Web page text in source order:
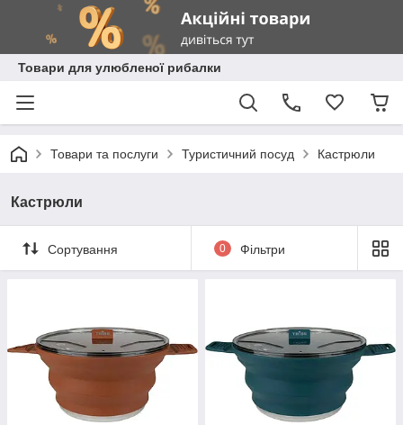
Товари для улюбленої рибалки
Товари та послуги Туристичний посуд Кастрюли
Кастрюли
Сортування 0 Фільтри